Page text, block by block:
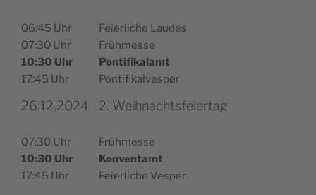
06:45 Uhr
07:30 Uhr
10:30 Uhr
17:45 Uhr
Fei­er­li­che Laudes
Frühmesse
Pon­ti­fi­kal­amt
Pontifikalvesper
26.12.2024 2. Weihnachtsfeiertag
07:30 Uhr
10:30 Uhr
17:45 Uhr
Früh­mes­se
Kon­vent­amt
Fei­er­li­che Vesper